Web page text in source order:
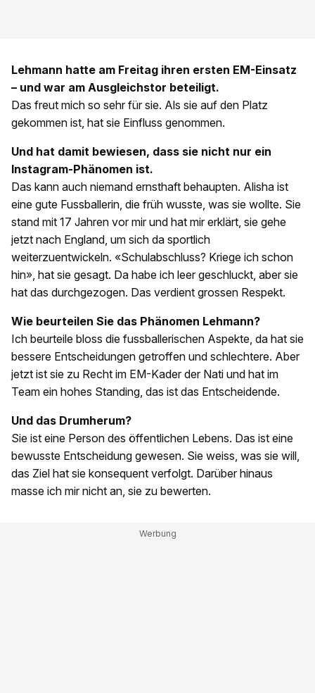
Lehmann hatte am Freitag ihren ersten EM-Einsatz
– und war am Ausgleichstor beteiligt.
Das freut mich so sehr für sie. Als sie auf den Platz
gekommen ist, hat sie Einfluss genommen.
Und hat damit bewiesen, dass sie nicht nur ein
Instagram-Phänomen ist.
Das kann auch niemand ernsthaft behaupten. Alisha ist
eine gute Fussballerin, die früh wusste, was sie wollte. Sie
stand mit 17 Jahren vor mir und hat mir erklärt, sie gehe
jetzt nach England, um sich da sportlich
weiterzuentwickeln. «Schulabschluss? Kriege ich schon
hin», hat sie gesagt. Da habe ich leer geschluckt, aber sie
hat das durchgezogen. Das verdient grossen Respekt.
Wie beurteilen Sie das Phänomen Lehmann?
Ich beurteile bloss die fussballerischen Aspekte, da hat sie
bessere Entscheidungen getroffen und schlechtere. Aber
jetzt ist sie zu Recht im EM-Kader der Nati und hat im
Team ein hohes Standing, das ist das Entscheidende.
Und das Drumherum?
Sie ist eine Person des öffentlichen Lebens. Das ist eine
bewusste Entscheidung gewesen. Sie weiss, was sie will,
das Ziel hat sie konsequent verfolgt. Darüber hinaus
masse ich mir nicht an, sie zu bewerten.